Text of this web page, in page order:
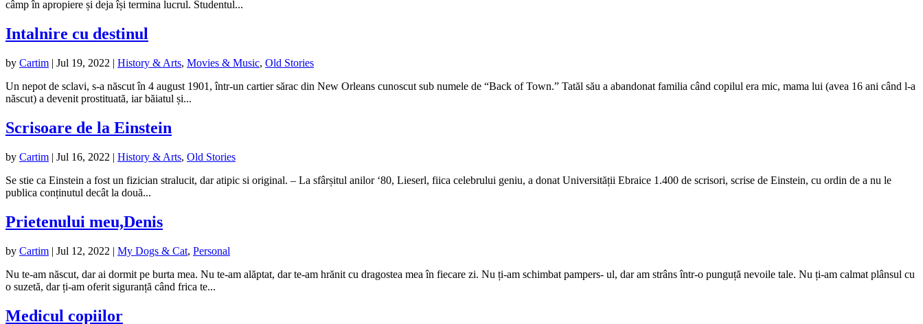
câmp în apropiere și deja își termina lucrul. Studentul...
Intalnire cu destinul
by Cartim | Jul 19, 2022 | History & Arts, Movies & Music, Old Stories
Un nepot de sclavi, s-a născut în 4 august 1901, într-un cartier sărac din New Orleans cunoscut sub numele de “Back of Town.”‎ ‎Tatăl său a abandonat familia când copilul era mic, mama lui (avea 16 ani când l-a
născut) a devenit prostituată, iar băiatul și...
Scrisoare de la Einstein
by Cartim | Jul 16, 2022 | History & Arts, Old Stories
Se stie ca Einstein a fost un fizician stralucit, dar atipic si original. – La sfârșitul anilor ‘80, Lieserl, fiica celebrului geniu, a donat Universității Ebraice 1.400 de scrisori, scrise de Einstein, cu ordin de a nu le
publica conținutul decât la două...
Prietenului meu,Denis
by Cartim | Jul 12, 2022 | My Dogs & Cat, Personal
Nu te-am născut, dar ai dormit pe burta mea. Nu te-am alăptat, dar te-am hrănit cu dragostea mea în fiecare zi. Nu ți-am schimbat pampers- ul, dar am strâns într-o punguță nevoile tale. Nu ți-am calmat plânsul cu
o suzetă, dar ți-am oferit siguranță când frica te...
Medicul copiilor